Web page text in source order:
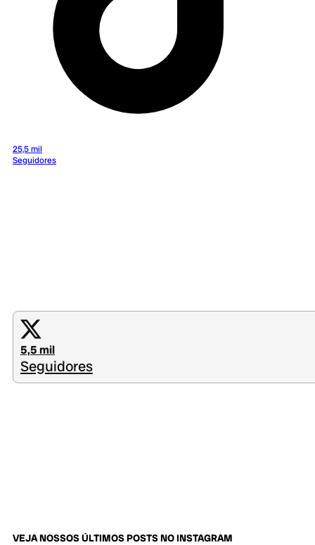
25,5 mil
Seguidores
5,5 mil
Seguidores
VEJA NOSSOS ÚLTIMOS POSTS NO INSTAGRAM